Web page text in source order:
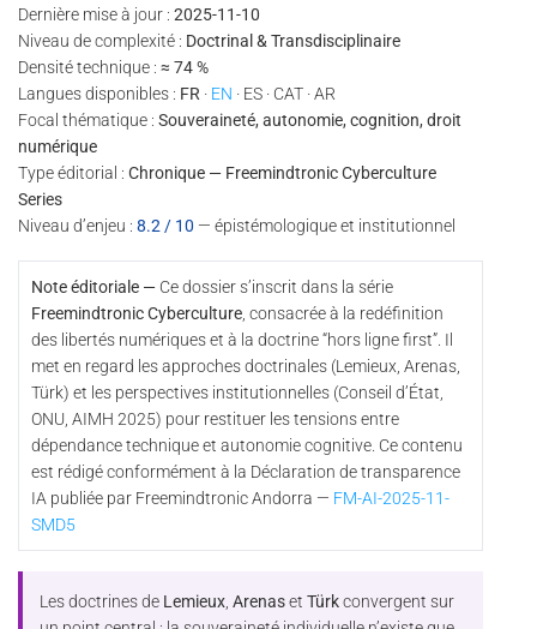
Dernière mise à jour : 2025-11-10
Niveau de complexité : Doctrinal & Transdisciplinaire
Densité technique : ≈ 74 %
Langues disponibles : FR · EN · ES · CAT · AR
Focal thématique : Souveraineté, autonomie, cognition, droit
numérique
Type éditorial : Chronique — Freemindtronic Cyberculture
Series
Niveau d’enjeu : 8.2 / 10 — épistémologique et institutionnel
Note éditoriale —Ce dossier s’inscrit dans la série
Freemindtronic Cyberculture, consacrée à la redéfinition
des libertés numériques et à la doctrine “hors ligne first”. Il
met en regard les approches doctrinales (Lemieux, Arenas,
Türk) et les perspectives institutionnelles (Conseil d’État,
ONU, AIMH 2025) pour restituer les tensions entre
dépendance technique et autonomie cognitive. Ce contenu
est rédigé conformément à la Déclaration de transparence
IA publiée par Freemindtronic Andorra — FM-AI-2025-11-
SMD5
Les doctrines de Lemieux ,ArenasetTürkconvergent sur